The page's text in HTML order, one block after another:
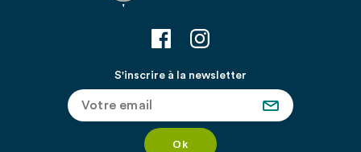
S'inscrire à la newsletter